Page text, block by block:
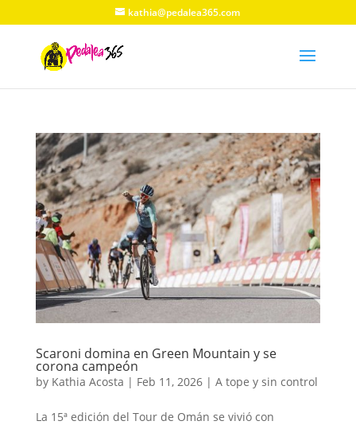
kathia@pedalea365.com
Scaroni domina en Green Mountain y se
corona campeón
by Kathia Acosta | Feb 11, 2026| A tope y sin control
La 15ª edición del Tour de Omán se vivió con